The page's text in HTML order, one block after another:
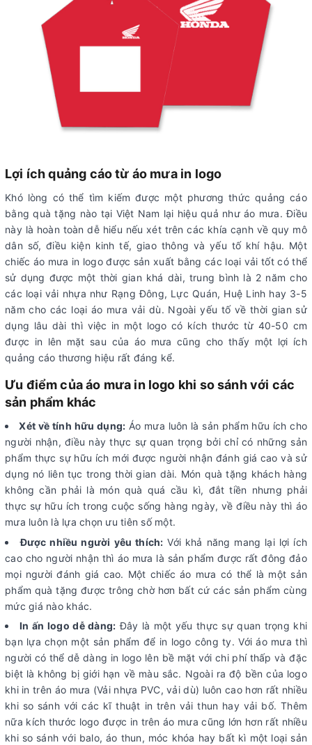
Lợi ích quảng cáo từ áo mưa in logo
Khó lòng có thể tìm kiếm được một phương thức quảng cáo
bằng quà tặng nào tại Việt Nam lại hiệu quả như áo mưa. Điều
này là hoàn toàn dễ hiểu nếu xét trên các khía cạnh về quy mô
dân số, điều kiện kinh tế, giao thông và yếu tố khí hậu. Một
chiếc áo mưa in logo được sản xuất bằng các loại vải tốt có thể
sử dụng được một thời gian khá dài, trung bình là 2 năm cho
các loại vải nhựa như Rạng Đông, Lực Quán, Huệ Linh hay 3-5
năm cho các loại áo mưa vải dù. Ngoài yếu tố về thời gian sử
dụng lâu dài thì việc in một logo có kích thước từ 40-50 cm
được in lên mặt sau của áo mưa cũng cho thấy một lợi ích
quảng cáo thương hiệu rất đáng kể.
Ưu điểm của áo mưa in logo khi so sánh với các
sản phẩm khác
Xét về tính hữu dụng: Áo mưa luôn là sản phẩm hữu ích cho
người nhận, điều này thực sự quan trọng bởi chỉ có những sản
phẩm thực sự hữu ích mới được người nhận đánh giá cao và sử
dụng nó liên tục trong thời gian dài. Món quà tặng khách hàng
không cần phải là món quà quá cầu kì, đắt tiền nhưng phải
thực sự hữu ích trong cuộc sống hàng ngày, về điều này thì áo
mưa luôn là lựa chọn ưu tiên số một.
Được nhiều người yêu thích: Với khả năng mang lại lợi ích
cao cho người nhận thì áo mưa là sản phẩm được rất đông đảo
mọi người đánh giá cao. Một chiếc áo mưa có thể là một sản
phẩm quà tặng được trông chờ hơn bất cứ các sản phẩm cùng
mức giá nào khác.
In ấn logo dễ dàng: Đây là một yếu thực sự quan trọng khi
bạn lựa chọn một sản phẩm để in logo công ty. Với áo mưa thì
người có thể dễ dàng in logo lên bề mặt với chi phí thấp và đặc
biệt là không bị giới hạn về màu sắc. Ngoài ra độ bền của logo
khi in trên áo mưa (Vải nhựa PVC, vải dù) luôn cao hơn rất nhiều
khi so sánh với các kĩ thuật in trên vải thun hay vải bố. Thêm
nữa kích thước logo được in trên áo mưa cũng lớn hơn rất nhiều
khi so sánh với balo, áo thun, móc khóa hay bất kì một loại sản